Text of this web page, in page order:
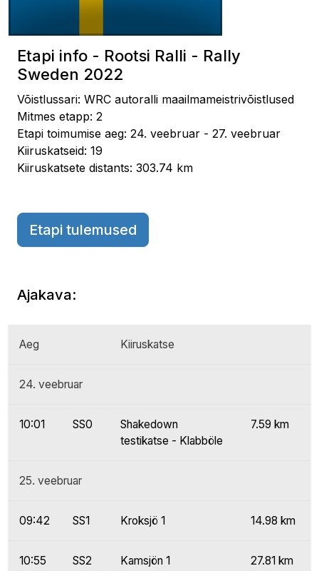
Etapi info - Rootsi Ralli - Rally
Sweden 2022
Võistlussari: WRC autoralli maailmameistrivõistlused
Mitmes etapp: 2
Etapi toimumise aeg: 24. veebruar - 27. veebruar
Kiiruskatseid: 19
Kiiruskatsete distants: 303.74 km
Etapi tulemused
Ajakava:
Aeg Kiiruskatse
24. veebruar
10:01 SS0
Shakedown
testikatse - Klabböle
7.59 km
25. veebruar
09:42 SS1 Kroksjö 1 14.98 km
10:55 SS2 Kamsjön 1 27.81 km